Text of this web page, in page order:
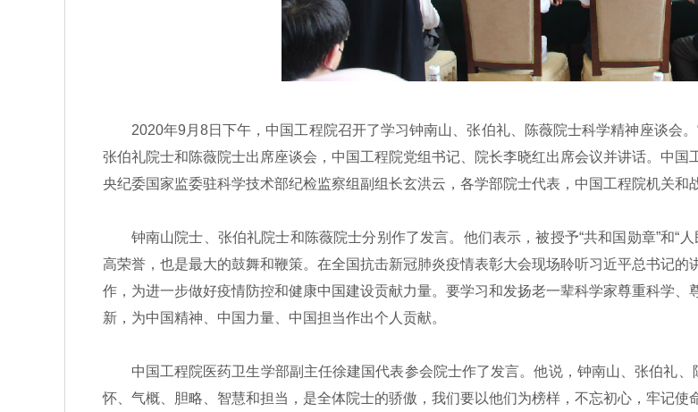
2020年9月8日下午，中国工程院召开了学习钟南山、张伯礼、陈薇院士科学精神座谈会。
张伯礼院士和陈薇院士出席座谈会，中国工程院党组书记、院长李晓红出席会议并讲话。中
央纪委国家监委驻科学技术部纪检监察组副组长玄洪云，各学部院士代表，中国工程院机关和
钟南山院士、张伯礼院士和陈薇院士分别作了发言。他们表示，被授予“共和国勋章”和“
高荣誉，也是最大的鼓舞和鞭策。在全国抗击新冠肺炎疫情表彰大会现场聆听习近平总书记
作，为进一步做好疫情防控和健康中国建设贡献力量。要学习和发扬老一辈科学家尊重科学
新，为中国精神、中国力量、中国担当作出个人贡献。
中国工程院医药卫生学部副主任徐建国代表参会院士作了发言。他说，钟南山、张伯礼、
怀、气概、胆略、智慧和担当，是全体院士的骄傲，我们要以他们为榜样，不忘初心，牢记